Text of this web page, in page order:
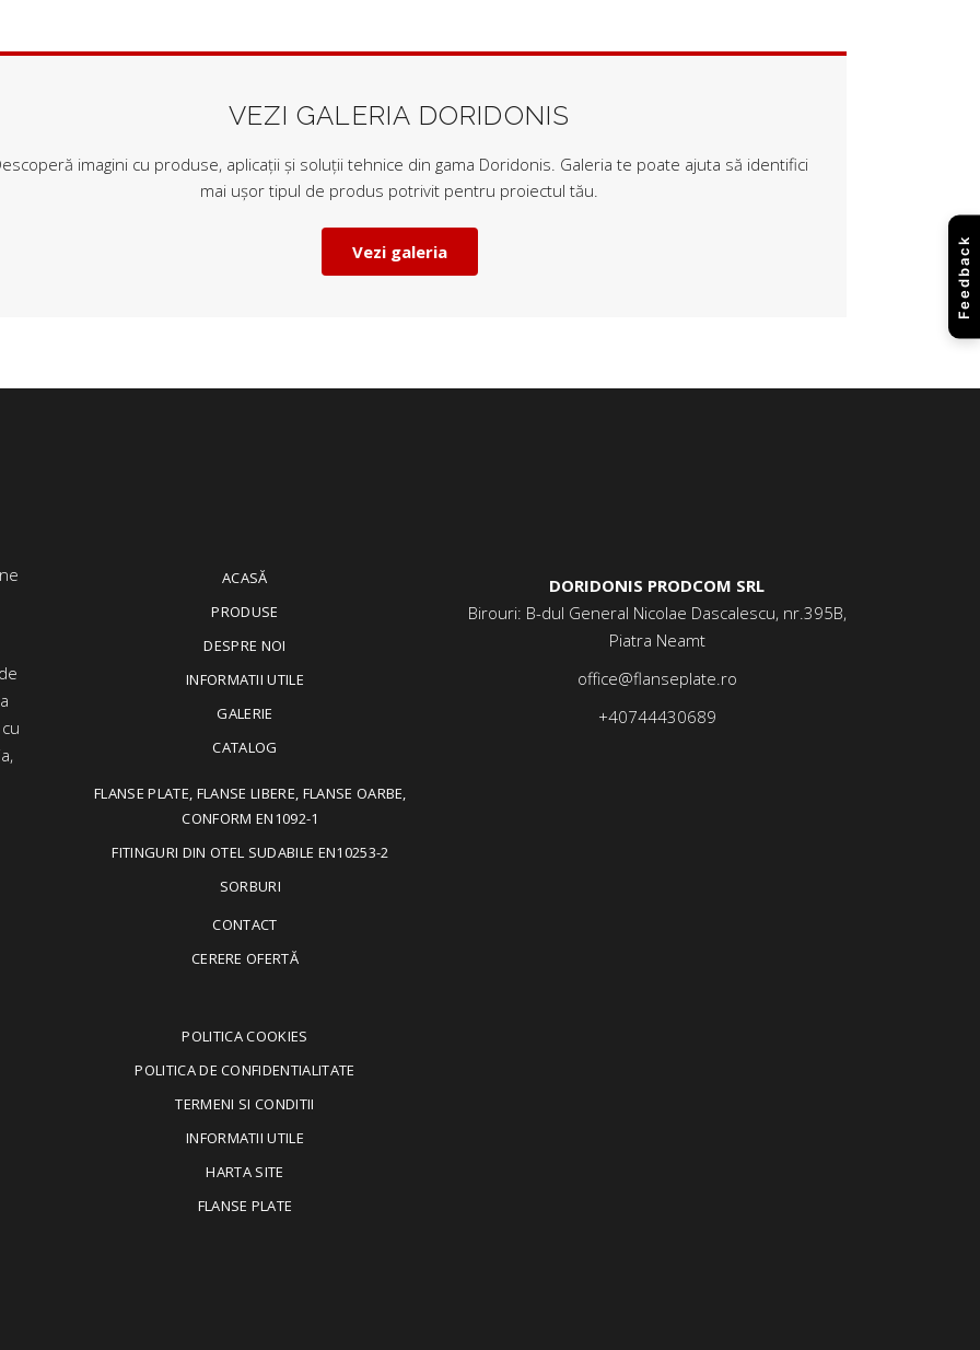
VEZI GALERIA DORIDONIS
imagini cu produse, aplicații și soluții tehnice din gama Doridonis. Galeria te poate ajuta să identifici
mai ușor tipul de produs potrivit pentru proiectul tău.
Vezi galeria
ACASĂ
PRODUSE
DESPRE NOI
INFORMATII UTILE
GALERIE
CATALOG
FLANSE PLATE, FLANSE LIBERE, FLANSE OARBE,
CONFORM EN1092-1
FITINGURI DIN OTEL SUDABILE EN10253-2
SORBURI
CONTACT
CERERE OFERTĂ
POLITICA COOKIES
POLITICA DE CONFIDENTIALITATE
TERMENI SI CONDITII
INFORMATII UTILE
HARTA SITE
FLANSE PLATE
DORIDONIS PRODCOM SRL
Birouri: B-dul General Nicolae Dascalescu, nr.395B,
Piatra Neamt
office@flanseplate.ro
+40744430689
Feedback